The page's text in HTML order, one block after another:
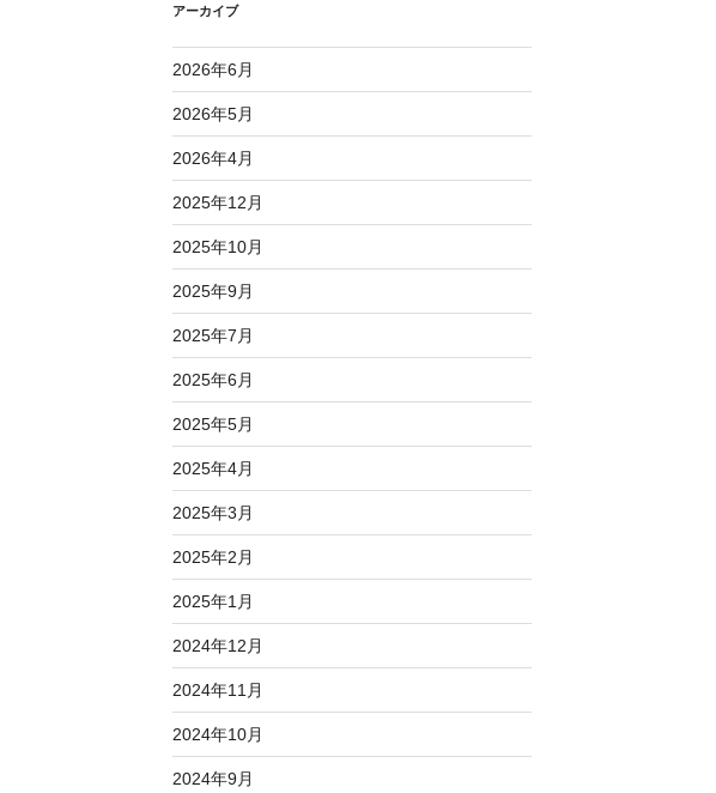
アーカイブ
2026年6月
2026年5月
2026年4月
2025年12月
2025年10月
2025年9月
2025年7月
2025年6月
2025年5月
2025年4月
2025年3月
2025年2月
2025年1月
2024年12月
2024年11月
2024年10月
2024年9月